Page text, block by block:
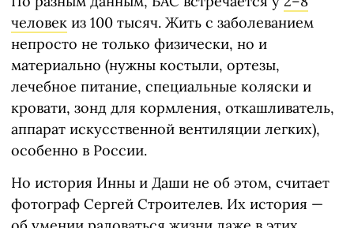
человек из 100 тысяч. Жить с заболеванием
непросто не только физически, но и
материально (нужны костыли, ортезы,
лечебное питание, специальные коляски и
кровати, зонд для кормления, откашливатель,
аппарат искусственной вентиляции легких),
особенно в России.
Но история Инны и Даши не об этом, считает
фотограф Сергей Строителев. Их история —